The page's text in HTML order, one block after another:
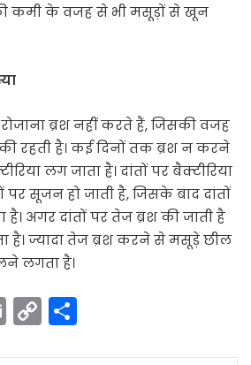
कमी के वजह से भी मसूड़ों से खून
ब्रश नहीं करते हैं, जिसकी वजह
रहती है। कई दिनों तक ब्रश न करने
लग जाता है। दांतों पर बैक्टीरिया
सूजन हो जाती है, जिसके बाद दांतों
अगर दांतों पर तेज ब्रश की जाती है
ज्यादा तेज ब्रश करने से मसूड़े छील
लगता है।
E C